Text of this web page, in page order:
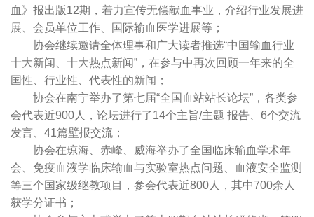
血》报出版12期，着力宣传无偿献血事业，介绍行业发展进
展、会员单位工作、国际输血医学进展等；
协会继续邀请全体理事和广大读者推选“中国输血行业
十大新闻、十大热点新闻”，在参与中再次回顾一年来的全
国性、行业性、代表性的新闻；
协会在南宁举办了第七届“全国血站站长论坛”，各类参
会代表近900人，论坛进行了14个主旨/主题 报告、6个交流
发言、41篇壁报交流；
协会在琼海、赤峰、威海举办了全国临床输血学术年
会、免疫血液学临床输血与实验室热点问题、血液安全监测
等三个国家级继教项目，参会代表近800人，其中700余人
获学分证书；